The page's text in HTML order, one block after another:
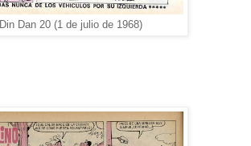
Din Dan 20 (1 de julio de 1968)